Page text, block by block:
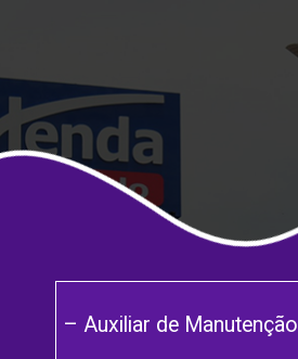
– Auxiliar de Manutenção